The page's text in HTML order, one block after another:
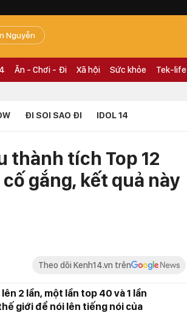
Nguyễn
Ăn - Chơi - Đi Xã hội Sức khỏe Tek-life
ĐI SOI SAO ĐI IDOL 14
thành tích Top 12
gắng, kết quả này
Theo dõi Kenh14.vn trên
2 lần, một lần top 40 và 1 lần
giới để nói lên tiếng nói của